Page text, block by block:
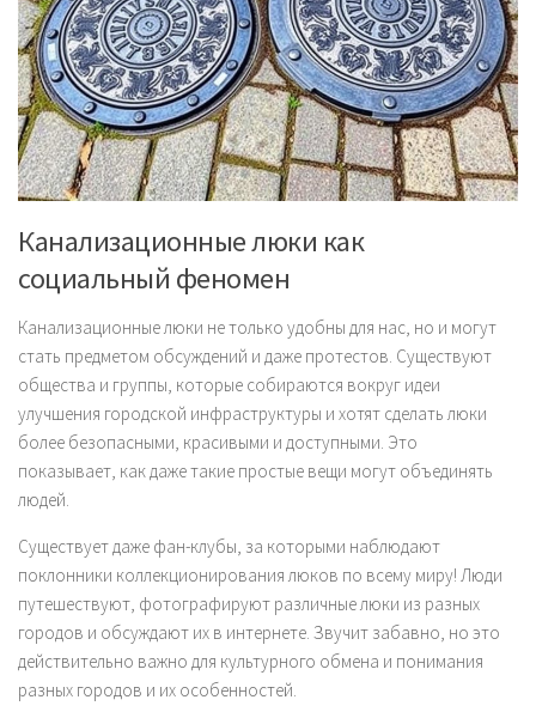
Канализационные люки как
социальный феномен
Канализационные люки не только удобны для нас, но и могут
стать предметом обсуждений и даже протестов. Существуют
общества и группы, которые собираются вокруг идеи
улучшения городской инфраструктуры и хотят сделать люки
более безопасными, красивыми и доступными. Это
показывает, как даже такие простые вещи могут объединять
людей.
Существует даже фан-клубы, за которыми наблюдают
поклонники коллекционирования люков по всему миру! Люди
путешествуют, фотографируют различные люки из разных
городов и обсуждают их в интернете. Звучит забавно, но это
действительно важно для культурного обмена и понимания
разных городов и их особенностей.